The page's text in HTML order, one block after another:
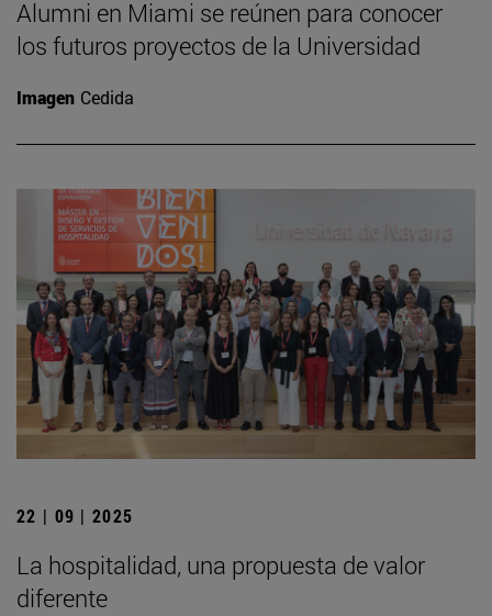
Alumni en Miami se reúnen para conocer
los futuros proyectos de la Universidad
Imagen Cedida
22 | 09 | 2025
La hospitalidad, una propuesta de valor
diferente